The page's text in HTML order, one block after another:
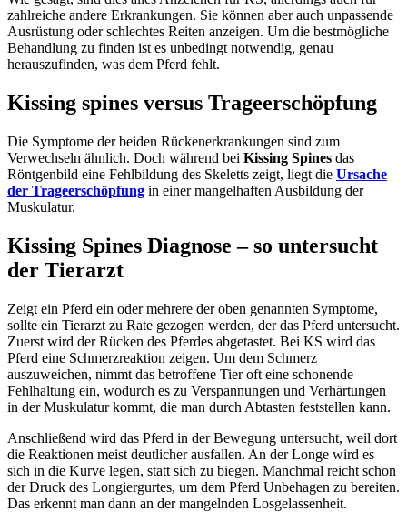
zahlreiche andere Erkrankungen. Sie können aber auch unpassende
Ausrüstung oder schlechtes Reiten anzeigen. Um die bestmögliche
Behandlung zu finden ist es unbedingt notwendig, genau
herauszufinden, was dem Pferd fehlt.
Kissing spines versus Trageerschöpfung
Die Symptome der beiden Rückenerkrankungen sind zum
Verwechseln ähnlich. Doch während bei Kissing Spines das
Röntgenbild eine Fehlbildung des Skeletts zeigt, liegt die Ursache
der Trageerschöpfung in einer mangelhaften Ausbildung der
Muskulatur.
Kissing Spines Diagnose – so untersucht
der Tierarzt
Zeigt ein Pferd ein oder mehrere der oben genannten Symptome,
sollte ein Tierarzt zu Rate gezogen werden, der das Pferd untersucht.
Zuerst wird der Rücken des Pferdes abgetastet. Bei KS wird das
Pferd eine Schmerzreaktion zeigen. Um dem Schmerz
auszuweichen, nimmt das betroffene Tier oft eine schonende
Fehlhaltung ein, wodurch es zu Verspannungen und Verhärtungen
in der Muskulatur kommt, die man durch Abtasten feststellen kann.
Anschließend wird das Pferd in der Bewegung untersucht, weil dort
die Reaktionen meist deutlicher ausfallen. An der Longe wird es
sich in die Kurve legen, statt sich zu biegen. Manchmal reicht schon
der Druck des Longiergurtes, um dem Pferd Unbehagen zu bereiten.
Das erkennt man dann an der mangelnden Losgelassenheit.